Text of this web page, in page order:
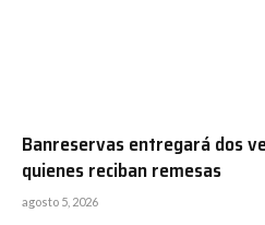
Banreservas entregará dos
quienes reciban remesas
agosto 5, 2026